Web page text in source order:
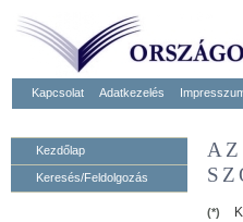
Kapcsolat Adatkezelés
Kezdőlap
Keresés/Feldolgozás
(*)